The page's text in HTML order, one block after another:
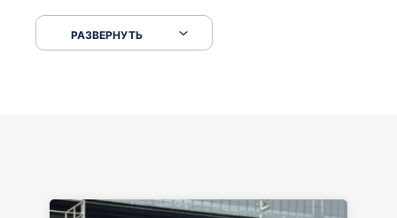
что заполнить, куда зайти, образцы и т.д. После
приехал за авто. Меня тепло встретили Сергей с
РАЗВЕРНУТЬ